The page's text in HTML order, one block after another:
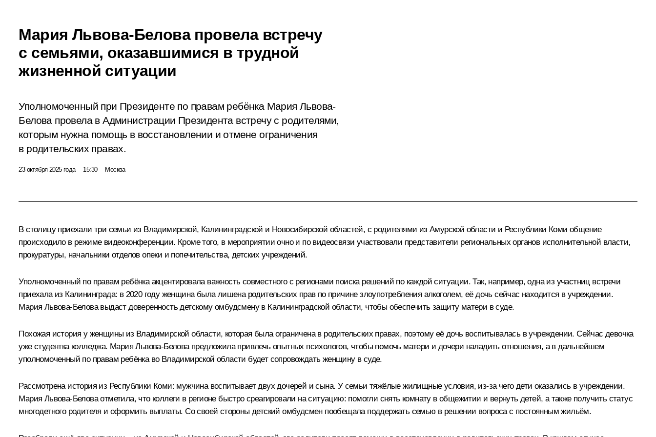
Мария Львова-Белова провела встречу
с семьями, оказавшимися в трудной
жизненной ситуации
Уполномоченный при Президенте по правам ребёнка Мария Львова-
Белова провела в Администрации Президента встречу с родителями,
которым нужна помощь в восстановлении и отмене ограничения
в родительских правах.
23 октября 2025 года 15:30 Москва
В столицу приехали три семьи из Владимирской, Калининградской и Новосибирской областей, с родителями из Амурской области и Республики Коми общение
происходило в режиме видеоконференции. Кроме того, в мероприятии очно и по видеосвязи участвовали представители региональных органов исполнительной власти,
прокуратуры, начальники отделов опеки и попечительства, детских учреждений.
Уполномоченный по правам ребёнка акцентировала важность совместного с регионами поиска решений по каждой ситуации. Так, например, одна из участниц встречи
приехала из Калининграда: в 2020 году женщина была лишена родительских прав по причине злоупотребления алкоголем, её дочь сейчас находится в учреждении.
Мария Львова-Беловавыдаст доверенность детскому омбудсмену в Калининградской области, чтобы обеспечить защиту матери в суде.
Похожая история у женщины из Владимирской области, которая была ограничена в родительских правах, поэтому её дочь воспитывалась в учреждении. Сейчас девочка
уже студентка колледжа. Мария Львова-Белова предложила привлечь опытных психологов, чтобы помочь матери и дочери наладить отношения, а в дальнейшем
уполномоченный по правам ребёнка во Владимирской области будет сопровождать женщину в суде.
Рассмотрена история из Республики Коми: мужчина воспитывает двух дочерей и сына. У семьи тяжёлые жилищные условия, из-за чего дети оказались в учреждении.
Мария Львова-Белова отметила, что коллеги в регионе быстро среагировали на ситуацию: помогли снять комнату в общежитии и вернуть детей, а также получить статус
многодетного родителя и оформить выплаты. Со своей стороны детский омбудсмен пообещала поддержать семью в решении вопроса с постоянным жильём.